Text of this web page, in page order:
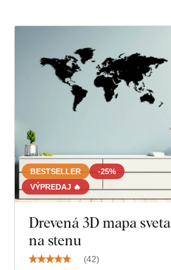
BESTSELLER
-25%
VÝPREDAJ 🔥
Drevená 3D mapa sveta
na stenu
(42)